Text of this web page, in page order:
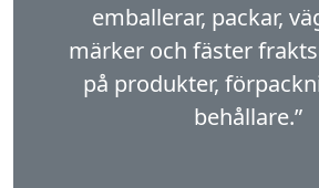
emballerar, packar,
märker och fäster
på produkter,
behållare.”